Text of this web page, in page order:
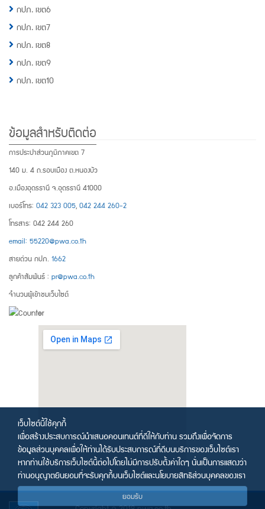
กปภ. เขต6
กปภ. เขต7
กปภ. เขต8
กปภ. เขต9
กปภ. เขต10
ข้อมูลสำหรับติดต่อ
การประปาส่วนภูมิภาคเขต 7
140 ม. 4 ถ.รอบเมือง ต.หนองบัว
อ.เมืองอุดรธานี จ.อุดรธานี 41000
เบอร์โทร: 042 323 005,042 244 260-2
โทรสาร: 042 244 260
email: 55220@pwa.co.th
สายด่วน กปภ. 1662
ลูกค้าสัมพันธ์ : pr@pwa.co.th
จำนวนผู้เข้าชมเว็บไซต์
เว็บไซต์นี้ใช้คุกกี้
เพื่อสร้างประสบการณ์นำเสนอคอนเทนต์ที่ดีให้กับท่าน รวมถึงเพื่อจัดการ
ข้อมูลส่วนบุคคลเพื่อให้ท่านได้รับประสบการณ์ที่ดีบนบริการของเว็บไซต์เรา
หากท่านใช้บริการเว็บไซต์นี้ต่อไปโดยไม่มีการปรับตั้งค่าใดๆ นั่นเป็นการแสดงว่า
ท่านอนุญาตยินยอมที่จะรับคุกกี้บนเว็บไซต์และนโยบายสิทธิส่วนบุคคลของเรา
ยอมรับ